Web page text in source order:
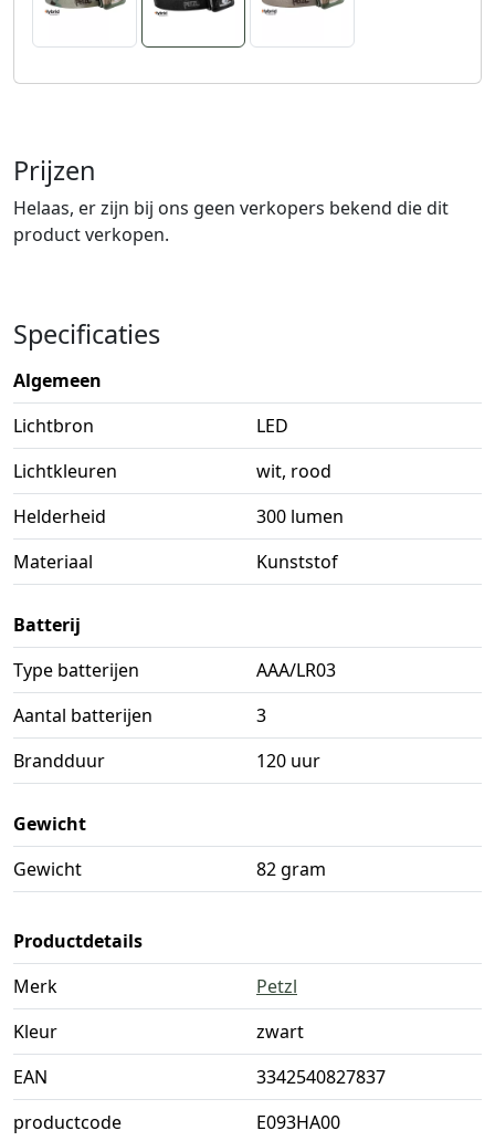
Prijzen
Helaas, er zijn bij ons geen verkopers bekend die dit
product verkopen.
Specificaties
Algemeen
Lichtbron
LED
Lichtkleuren
wit, rood
Helderheid
300 lumen
Materiaal
Kunststof
Batterij
Type batterijen
AAA/LR03
Aantal batterijen
3
Brandduur
120 uur
Gewicht
Gewicht
82 gram
Productdetails
Merk
Petzl
Kleur
zwart
EAN
3342540827837
productcode
E093HA00